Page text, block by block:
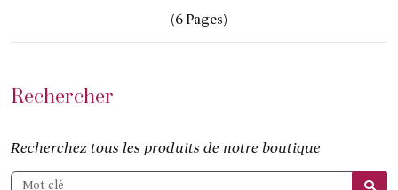
(6 Pages)
Rechercher
Recherchez tous les produits de notre boutique